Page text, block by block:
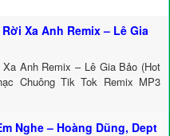
Xa Anh Remix – Lê Gia
Anh Remix – Lê Gia Bảo (Hot
Chuông Tik Tok Remix MP3
Nghe – Hoàng Dũng, Dept